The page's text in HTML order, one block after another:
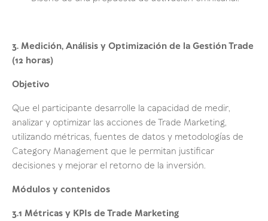
3. Medición, Análisis y Optimización de la Gestión Trade
(12 horas)
Objetivo
Que el participante desarrolle la capacidad de medir,
analizar y optimizar las acciones de Trade Marketing,
utilizando métricas, fuentes de datos y metodologías de
Category Management que le permitan justificar
decisiones y mejorar el retorno de la inversión.
Módulos y contenidos
3.1 Métricas y KPIs de Trade Marketing